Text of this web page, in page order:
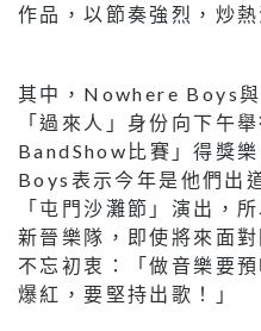
作品，以節奏強烈，炒
其中，Nowhere Boys
「過來人」身份向下午
BandShow比賽」得獎
Boys表示今年是他們出
「屯門沙灘節」演出，
新晉樂隊，即使將來面
不忘初衷：「做音樂要
爆紅，要堅持出歌！」